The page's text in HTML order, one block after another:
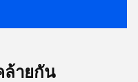
ายกัน